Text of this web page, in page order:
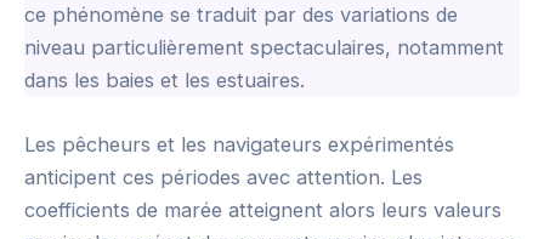
ce phénomène se traduit par des variations de
niveau particulièrement spectaculaires, notamment
dans les baies et les estuaires.
Les pêcheurs et les navigateurs expérimentés
anticipent ces périodes avec attention. Les
coefficients de marée atteignent alors leurs valeurs